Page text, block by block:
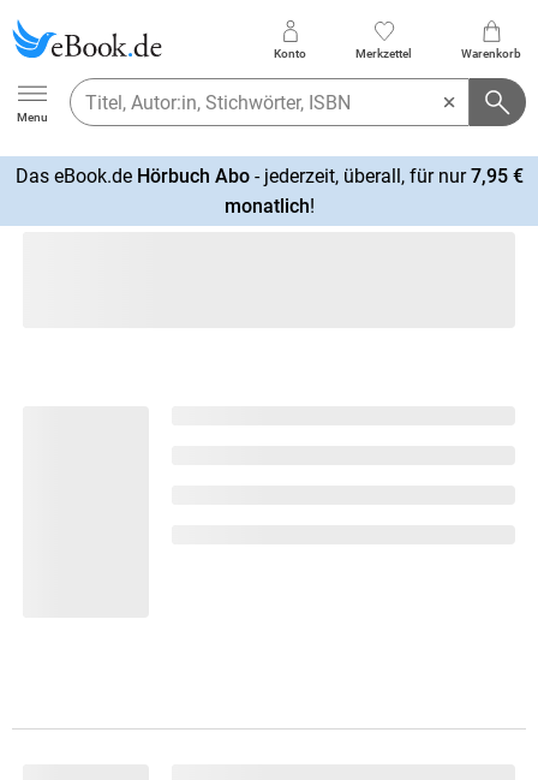
Ebook.de
Menu
Konto Merkzettel Warenkorb
Das eBook.de Hörbuch Abo- jederzeit, überall, für nur7,95 €
monatlich!